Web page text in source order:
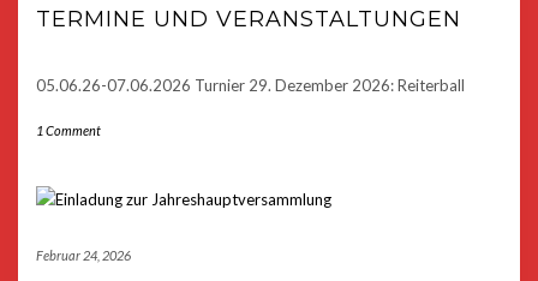
TERMINE UND VERANSTALTUNGEN
05.06.26-07.06.2026 Turnier 29. Dezember 2026: Reiterball
1 Comment
Februar 24, 2026